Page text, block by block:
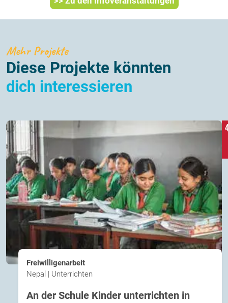
Mehr Projekte
Diese Projekte könnten
dich interessieren
Freiwilligenarbeit
Nepal | Unterrichten
An der Schule Kinder unterrichten in